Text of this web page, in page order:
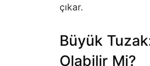
çıkar.
Büyük
Olabilir Mi?